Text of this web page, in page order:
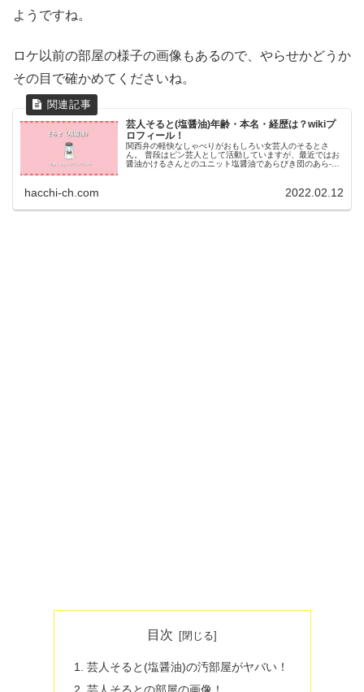
ようですね。
ロケ以前の部屋の様子の画像もあるので、やらせかどうか
その目で確かめてくださいね。
芸人そると(塩醤油)年齢・本名・経歴は？wikiプ
ロフィール！
関西弁の軽快なしゃべりがおもしろい女芸人のそるとさ
ん。 普段はピン芸人として活動していますが、最近ではお
醤油かけるさんとのユニット塩醤油であらびき団のあら-1
hacchi-ch.com 2022.02.12
目次
芸人そると(塩醤油)の汚部屋がヤバい！